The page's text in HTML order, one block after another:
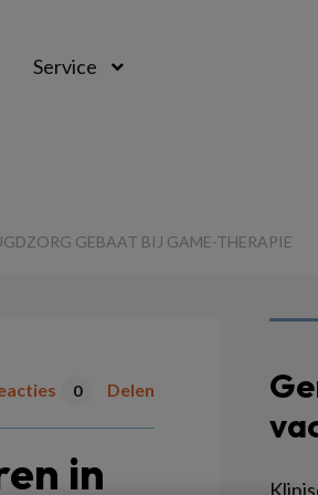
Service
GEBAAT BIJ GAME-THERAPIE
0 Delen
in